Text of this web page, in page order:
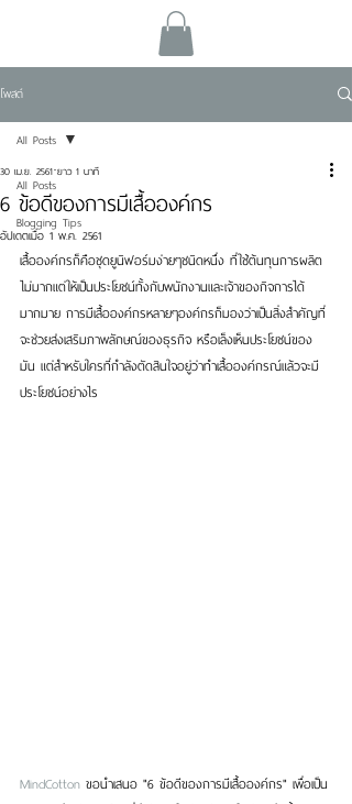
โพสต์
All Posts
Blogging Tips
All Posts
6 ข้อดีของการมีเสื้อองค์กร
30 เม.ย. 2561 ยาว 1 นาที
อัปเดตเมื่อ 1 พ.ค. 2561
เสื้อองค์กรก็คือชุดยูนิฟอร์มง่ายๆชนิดหนึ่ง ที่ใช้ต้นทุนการผลิต
ไม่มากแต่ให้เป็นประโยชน์ทั้งกับพนักงานและเจ้าของกิจการได้
มากมาย การมีเสื้อองค์กรหลายๆองค์กรก็มองว่าเป็นสิ่งสำคัญที่
จะช่วยส่งเสริมภาพลักษณ์ของธุรกิจ หรือเล็งเห็นประโยชน์ของ
มัน แต่สำหรับใครที่กำลังตัดสินใจอยู่ว่าทำเสื้อองค์กรณ์แล้วจะมี
ประโยชน์อย่างไร
MindCotton ขอนำเสนอ "6 ข้อดีของการมีเสื้อองค์กร" เพื่อเป็น